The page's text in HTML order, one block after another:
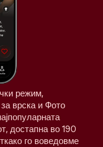
режим,
врска и Фото
достапна во 190
го воведовме